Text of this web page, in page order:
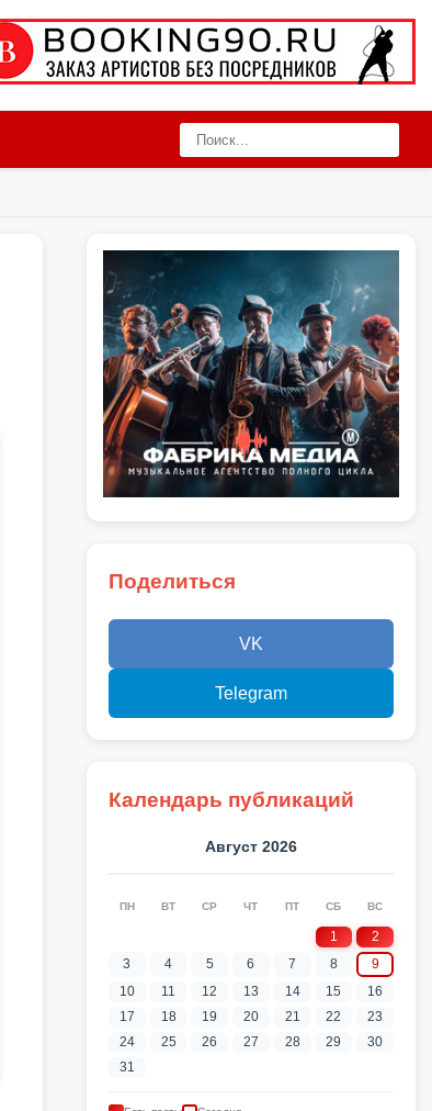
Поделиться
VK
Telegram
Календарь публикаций
Август 2026
ПН ВТ СР ЧТ ПТ СБ ВС
1
2
3
4 5 6 7 8
9
10
11 12 13 14 15
16
17
18 19 20 21 22
23
24
25 26 27 28 29
30
31